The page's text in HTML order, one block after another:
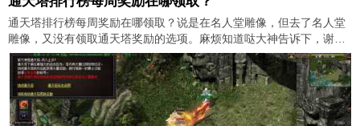
通天塔排行榜每周奖励在哪领取？说是在名人堂雕像，但去了名人堂
雕像，又没有领取通天塔奖励的选项。麻烦知道哒大神告诉下，谢
谢！！！